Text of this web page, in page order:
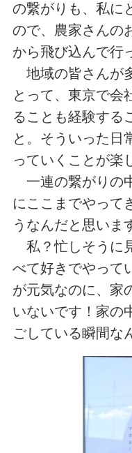
の繋がりも、私に
ので、農家さんの
から飛び込んで行
地域の皆さんが
とって、東京で会
ることも経験する
と。そういった日
っていくことが楽
一連の繋がりの
にここまでやって
うなんだと思いま
私？忙しそうに
べて好きでやって
が元気なのに、家
いないです！家の
ごしている瞬間な